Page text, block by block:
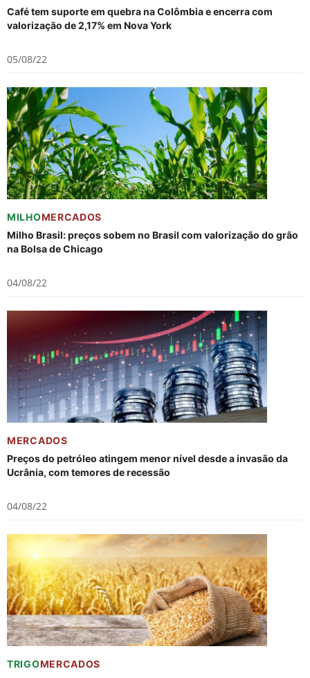
Café tem suporte em quebra na Colômbia e encerra com
valorização de 2,17% em Nova York
05/08/22
MILHOMERCADOS
Milho Brasil: preços sobem no Brasil com valorização do grão
na Bolsa de Chicago
04/08/22
MERCADOS
Preços do petróleo atingem menor nível desde a invasão da
Ucrânia, com temores de recessão
04/08/22
TRIGOMERCADOS